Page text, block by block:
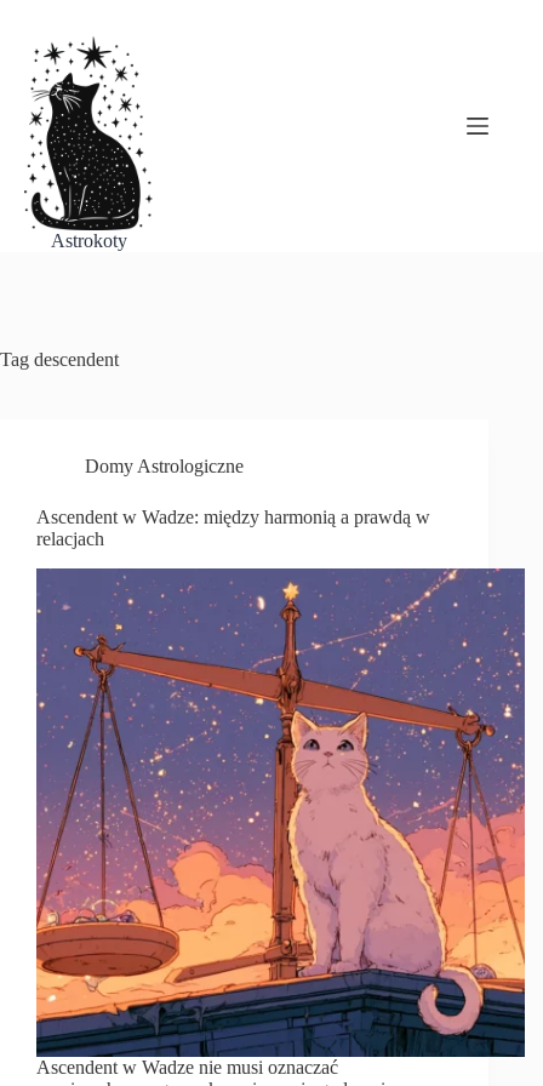
treści
Astrokoty
Tag descendent
Domy Astrologiczne
Ascendent w Wadze: między harmonią a prawdą w
relacjach
Ascendent w Wadze nie musi oznaczać